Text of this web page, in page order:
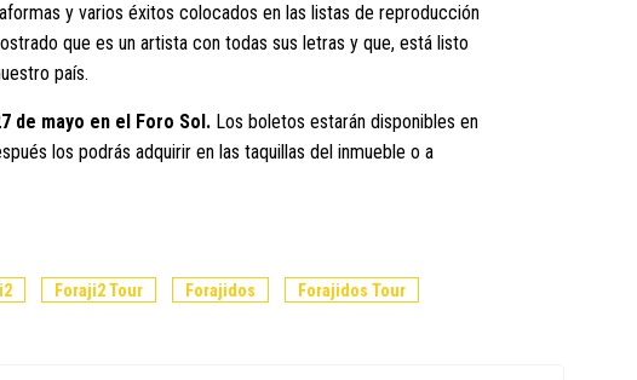
y varios éxitos colocados en las listas de reproducción
que es un artista con todas sus letras y que, está listo
país.
de mayo en el Foro Sol. Los boletos estarán disponibles en
los podrás adquirir en las taquillas del inmueble o a
Foraji2 Tour Forajidos
Forajidos Tour